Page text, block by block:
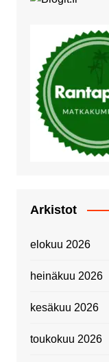
Arkistot
elokuu 2026
heinäkuu 2026
kesäkuu 2026
toukokuu 2026